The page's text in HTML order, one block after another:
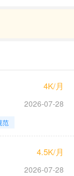
4K/月
2026-07-28
范
4.5K/月
2026-07-28